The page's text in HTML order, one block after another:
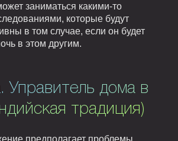
заниматься какими-то
которые будут
в том случае, если он будет
в этом другим.
Управитель дома в
традиция)
предполагает проблемы